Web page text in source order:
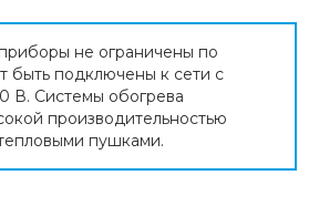
не ограничены по
быть подключены к сети с
В. Системы обогрева
производительностью
пушками.